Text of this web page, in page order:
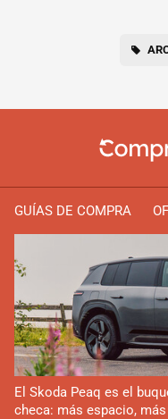
GUÍAS DE COMPRA
El Skoda Peaq es el
checa: más espacio,